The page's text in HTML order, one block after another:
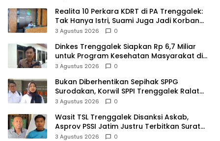
Realita 10 Perkara KDRT di PA Trenggalek:
Tak Hanya Istri, Suami Juga Jadi Korban
Kekerasan
3 Agustus 2026 0
Dinkes Trenggalek Siapkan Rp 6,7 Miliar
untuk Program Kesehatan Masyarakat di
2027
3 Agustus 2026 0
Bukan Diberhentikan Sepihak SPPG
Surodakan, Korwil SPPI Trenggalek Ralat
Pernyataan Soal Permata Umat Tolak MBG
3 Agustus 2026 0
Wasit TSL Trenggalek Disanksi Askab,
Asprov PSSI Jatim Justru Terbitkan Surat
Tugas di Hari yang Sama
3 Agustus 2026 0